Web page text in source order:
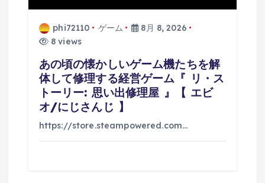
phi72110 ゲーム
8月 8, 2026
8 views
あの頃の懐かしいゲーム機たちを解
体して修理する経営ゲーム『 リ・ス
トーリー: 思い出修理屋 』【 エビ
オ/にじさんじ 】
https://store.steampowered.com…